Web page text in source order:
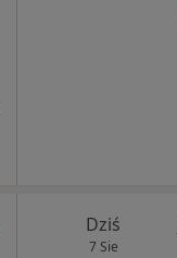
Dziś
7 Sie